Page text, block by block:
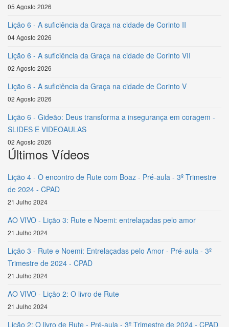
05 Agosto 2026
Lição 6 - A suficiência da Graça na cidade de Corinto II
04 Agosto 2026
Lição 6 - A suficiência da Graça na cidade de Corinto VII
02 Agosto 2026
Lição 6 - A suficiência da Graça na cidade de Corinto V
02 Agosto 2026
Lição 6 - Gideão: Deus transforma a insegurança em coragem -
SLIDES E VIDEOAULAS
02 Agosto 2026
Últimos Vídeos
Lição 4 - O encontro de Rute com Boaz - Pré-aula - 3º Trimestre
de 2024 - CPAD
21 Julho 2024
AO VIVO - Lição 3: Rute e Noemi: entrelaçadas pelo amor
21 Julho 2024
Lição 3 - Rute e Noemi: Entrelaçadas pelo Amor - Pré-aula - 3º
Trimestre de 2024 - CPAD
21 Julho 2024
AO VIVO - Lição 2: O livro de Rute
21 Julho 2024
Lição 2: O livro de Rute - Pré-aula - 3º Trimestre de 2024 - CPAD